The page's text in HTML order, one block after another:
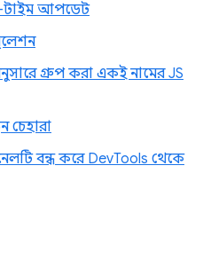
টাইম আপডেট
গ্রুপ করা একই নামের JS
চেহারা
বন্ধ করে DevTools থেকে